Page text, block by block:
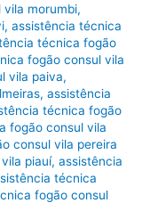
morumbi,
,assistência técnica
técnica fogão
fogão consul vila
vila paiva,
,assistência
técnica fogão
fogão consul vila
consul vila pereira
piauí,assistência
técnica
fogão consul